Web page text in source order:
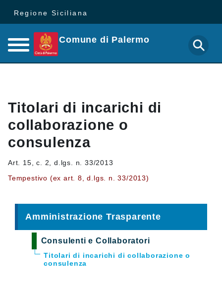
Regione Siciliana
Comune di Palermo
Titolari di incarichi di
collaborazione o
consulenza
Art. 15, c. 2, d.lgs. n. 33/2013
Tempestivo (ex art. 8, d.lgs. n. 33/2013)
Amministrazione Trasparente
Consulenti e Collaboratori
Titolari di incarichi di collaborazione o
consulenza